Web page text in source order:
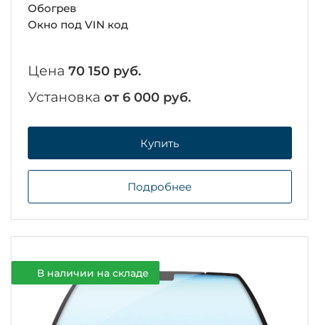
Обогрев
Окно под VIN код
Цена 70 150 руб.
Установка от 6 000 руб.
Купить
Подробнее
В наличии на складе